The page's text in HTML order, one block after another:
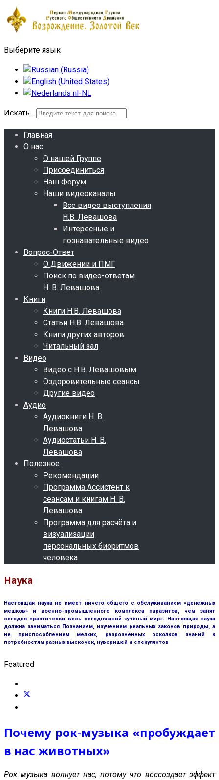
Выберите язык
Искать...
Главная
О нас
О нашей Группе
Присоединиться
Наш Форум
Наши видеоканалы
Все видео выступления
Н.В. Левашова
Интересные и
познавательные видео
Вопрос-Ответ
О Движении и ПМГ
Поиск по видео-ответам
Н. В. Левашова
Книги
Книги Н.В. Левашова
Статьи Н.В. Левашова
Книги других авторов
Читальный зал
Видео
Видео с Н.В. Левашовым
Оздоровительные сеансы
Другие видео
Аудио
Аудиокниги Н. В.
Левашова
Аудиостатьи Н. В.
Левашова
Полезное
Рекомендации
Программа Ассистент к
сеансам и книгам Н. В.
Левашова
Программа для расчёта и
визуализации
персональных биоритмов
человека
Наука
Настоящая наука не имеет ничего общего с обслуживанием «денежных
мешков» и военно-промышленного комплекса паразитов, чем занят
сегодня практически весь сегодняшний «учёный мир». Настоящая наука
должна заниматься Познанием, изучением реальных законов природы, а
не приспособлением мелких, разрозненных осколков знаний к
потребностям разных выскочек, нуворишей и спекулянтов
Featured
Почему рок-музыка «пробуждает
в нас животных»
Рок музыка волнует нас, потому что воссоздает эффект